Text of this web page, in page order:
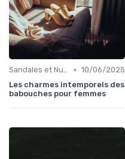
Sandales et Nu-pieds • 10/06/2025
Les charmes intemporels des
babouches pour femmes